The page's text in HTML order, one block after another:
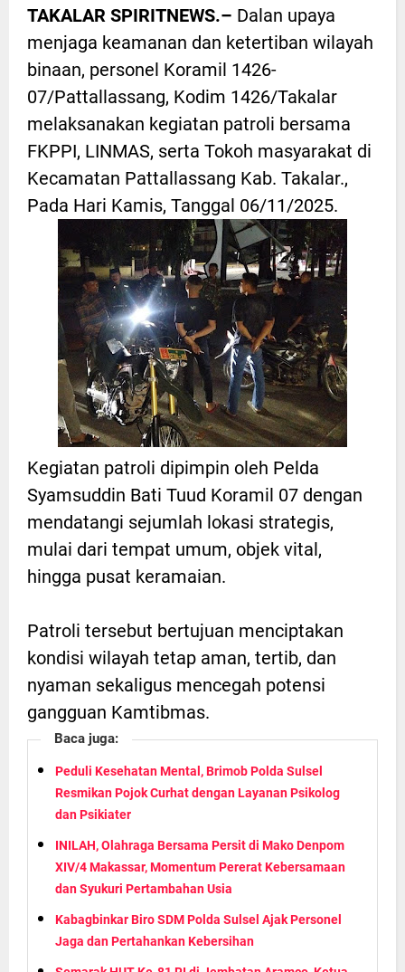
TAKALAR SPIRITNEWS.– Dalan upaya
menjaga keamanan dan ketertiban wilayah
binaan, personel Koramil 1426-
07/Pattallassang, Kodim 1426/Takalar
melaksanakan kegiatan patroli bersama
FKPPI, LINMAS, serta Tokoh masyarakat di
Kecamatan Pattallassang Kab. Takalar.,
Pada Hari Kamis, Tanggal 06/11/2025.
Kegiatan patroli dipimpin oleh Pelda
Syamsuddin Bati Tuud Koramil 07 dengan
mendatangi sejumlah lokasi strategis,
mulai dari tempat umum, objek vital,
hingga pusat keramaian.
Patroli tersebut bertujuan menciptakan
kondisi wilayah tetap aman, tertib, dan
nyaman sekaligus mencegah potensi
gangguan Kamtibmas.
Baca juga:
Peduli Kesehatan Mental, Brimob Polda Sulsel
Resmikan Pojok Curhat dengan Layanan Psikolog
dan Psikiater
INILAH, Olahraga Bersama Persit di Mako Denpom
XIV/4 Makassar, Momentum Pererat Kebersamaan
dan Syukuri Pertambahan Usia
Kabagbinkar Biro SDM Polda Sulsel Ajak Personel
Jaga dan Pertahankan Kebersihan